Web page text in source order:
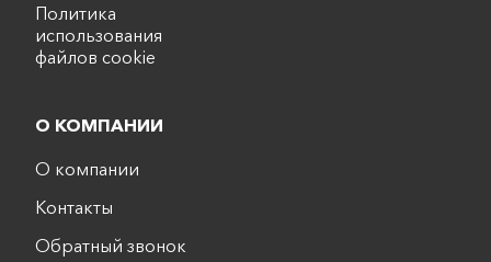
Политика
использования
файлов cookie
О КОМПАНИИ
О компании
Контакты
Обратный звонок